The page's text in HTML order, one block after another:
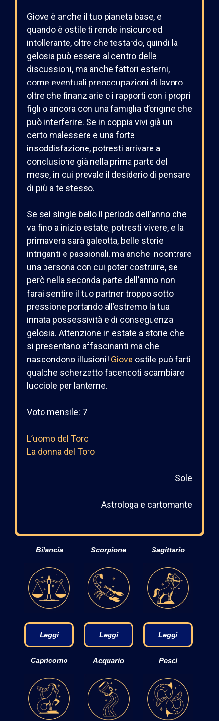
Giove è anche il tuo pianeta base, e
quando è ostile ti rende insicuro ed
intollerante, oltre che testardo, quindi la
gelosia può essere al centro delle
discussioni, ma anche fattori esterni,
come eventuali preoccupazioni di lavoro
oltre che finanziarie o i rapporti con i propri
figli o ancora con una famiglia d’origine che
può interferire. Se in coppia vivi già un
certo malessere e una forte
insoddisfazione, potresti arrivare a
conclusione già nella prima parte del
mese, in cui prevale il desiderio di pensare
di più a te stesso.
Se sei single bello il periodo dell’anno che
va fino a inizio estate, potresti vivere, e la
primavera sarà galeotta, belle storie
intriganti e passionali, ma anche incontrare
una persona con cui poter costruire, se
però nella seconda parte dell’anno non
farai sentire il tuo partner troppo sotto
pressione portando all’estremo la tua
innata possessività e di conseguenza
gelosia. Attenzione in estate a storie che
si presentano affascinanti ma che
nascondono illusioni! Giove ostile può farti
qualche scherzetto facendoti scambiare
lucciole per lanterne.
Voto mensile: 7
L’uomo del Toro
La donna del Toro
Sole
Astrologa e cartomante
Bilancia
Leggi
Scorpione
Leggi
Sagittario
Leggi
Capricorno Acquario Pesci